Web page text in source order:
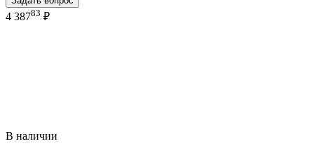
4 38783 ₽
В наличии